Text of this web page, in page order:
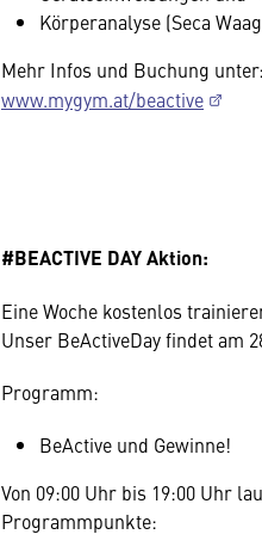
Körperanalyse (Seca
Mehr Infos und Buchung unter:
www.mygym.at/beactive
#BEACTIVE DAY Aktion:
Eine Woche kostenlos
Unser BeActiveDay findet am
Programm:
BeActive und Gewinne!
Von 09:00 Uhr bis 19:00 Uhr
Programmpunkte: